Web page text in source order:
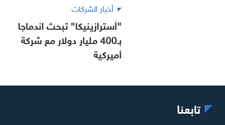
أخبار الشركات
"أسترازينيكا" تبحث اندماجا
بـ400 مليار دولار مع شركة
أميركية
تابعنا